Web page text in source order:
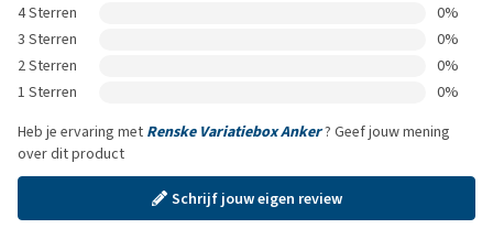
4 Sterren
0%
3 Sterren
0%
2 Sterren
0%
1 Sterren
0%
Heb je ervaring met Renske Variatiebox Anker? Geef jouw mening
over dit product
Schrijf jouw eigen review